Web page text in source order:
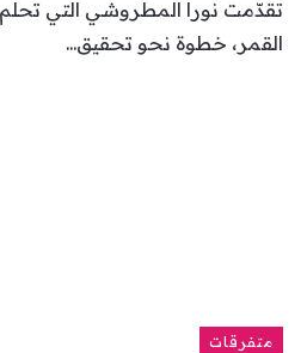
تقدّمت نورا المطروشي التي
القمر، خطوة نحو تحقيق...
متفرقات